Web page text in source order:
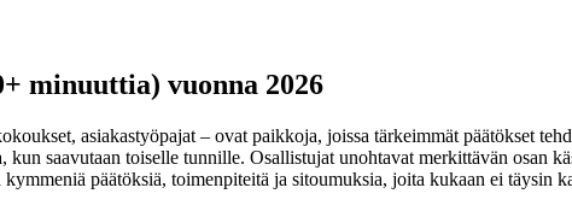
minuuttia) vuonna 2026
asiakastyöpajat – ovat paikkoja, joissa tärkeimmät päätökset
saavutaan toiselle tunnille. Osallistujat unohtavat merkittävän osan
päätöksiä, toimenpiteitä ja sitoumuksia, joita kukaan ei täysin